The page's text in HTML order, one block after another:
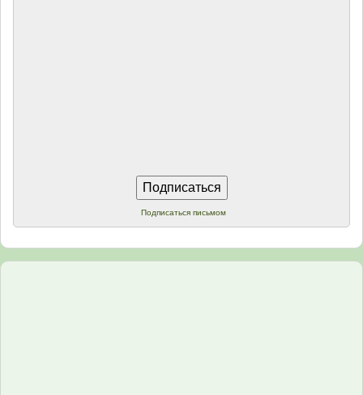
Подписаться письмом